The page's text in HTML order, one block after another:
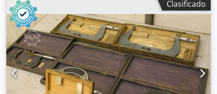
industrial -Tipo: PME MP60 -Cantidad: 2 amplificadores de
señal disponibles -Precio: por unidad -Dimensiones:
160/60/A145 mm -Peso: 0,9 kg
Clasificado